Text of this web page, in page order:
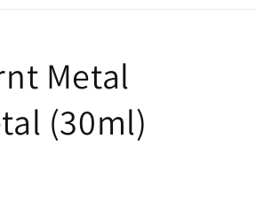
Metal
(30ml)